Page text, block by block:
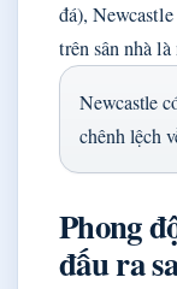
đá),
trên sân nhà
Newcastle
chênh lệch
Phong
đấu ra